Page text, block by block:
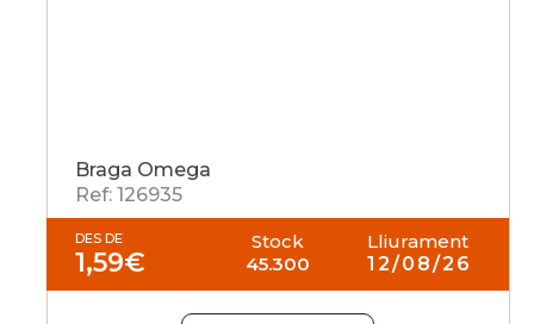
Braga Omega
Ref: 126935
DES DE
1,59€
Stock
45.300
Lliurament
12/08/26